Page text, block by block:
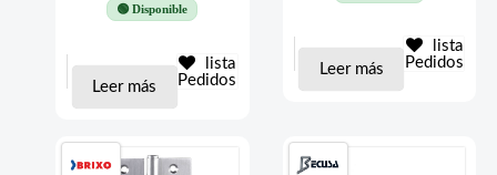
🟢 Disponible
Leer más
lista
Pedidos
Leer más
lista
Pedidos